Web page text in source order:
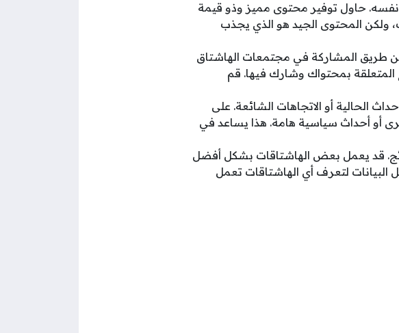
نفسه. حاول توفير محتوى مميز وذو قيمة
ولكن المحتوى الجيد هو الذي يجذب
طريق المشاركة في مجتمعات الهاشتاق
بمحتواك وشارك فيها. قم
الحالية أو الاتجاهات الشائعة. على
أو أحداث سياسية هامة. هذا يساعد في
قد يعمل بعض الهاشتاقات بشكل أفضل
البيانات لتعرف أي الهاشتاقات تعمل